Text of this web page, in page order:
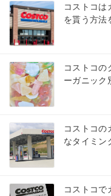
コストコは
を貰う方法
コストコの
ーガニック
コストコの
なタイミン
コストコで